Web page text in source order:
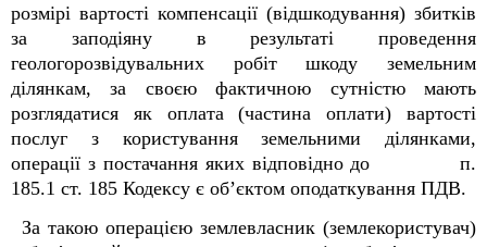
розмірі вартості компенсації (відшкодування) збитків
за заподіяну в результаті проведення
геологорозвідувальних робіт шкоду земельним
ділянкам, за своєю фактичною сутністю мають
розглядатися як оплата (частина оплати) вартості
послуг з користування земельними ділянками,
операції з постачання яких відповідно до п.
185.1 ст. 185 Кодексу є об’єктом оподаткування ПДВ.
За такою операцією землевласник (землекористувач)